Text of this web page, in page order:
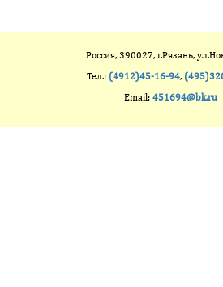
Россия, 390027, г.Рязань,
Тел.: (4912)45-16-94,
Email: 451694@bk.ru